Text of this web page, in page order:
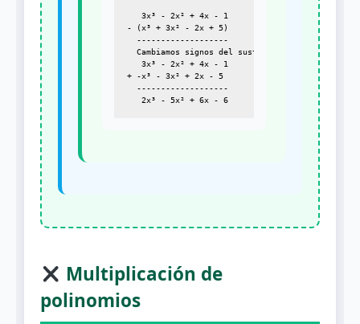
   3x³ - 2x² + 4x - 1
- (x³ + 3x² - 2x + 5)
  -------------------
  Cambiamos signos del sustraendo:
   3x³ - 2x² + 4x - 1
+ -x³ - 3x² + 2x - 5
  -------------------
   2x³ - 5x² + 6x - 6
Multiplicación de
polinomios